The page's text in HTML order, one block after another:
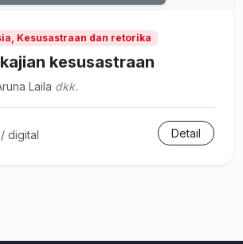
Kesusastraan dan retorika
kesusastraan
Laila dkk.
/ digital Detail